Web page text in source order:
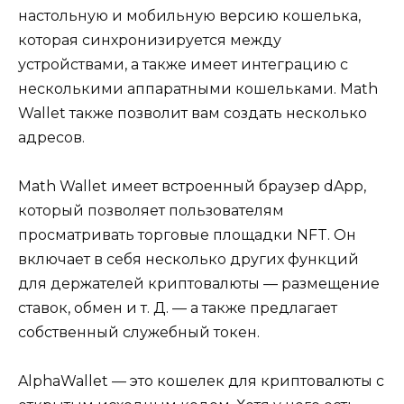
настольную и мобильную версию кошелька,
которая синхронизируется между
устройствами, а также имеет интеграцию с
несколькими аппаратными кошельками. Math
Wallet также позволит вам создать несколько
адресов.
Math Wallet имеет встроенный браузер dApp,
который позволяет пользователям
просматривать торговые площадки NFT. Он
включает в себя несколько других функций
для держателей криптовалюты — размещение
ставок, обмен и т. Д. — а также предлагает
собственный служебный токен.
AlphaWallet — это кошелек для криптовалюты с